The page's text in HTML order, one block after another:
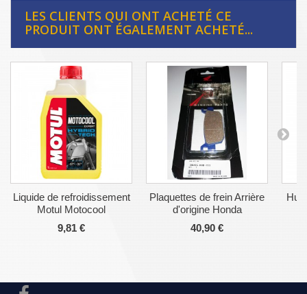
LES CLIENTS QUI ONT ACHETÉ CE
PRODUIT ONT ÉGALEMENT ACHETÉ...
Liquide de refroidissement
Motul Motocool
9,81 €
Plaquettes de frein Arrière
d'origine Honda
40,90 €